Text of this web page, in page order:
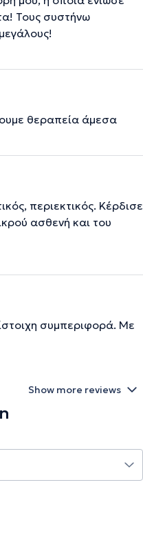
Τους συστήνω
θεραπεία άμεσα
περιεκτικός. Κέρδισε
ασθενή και του
συμπεριφορά. Με
Show more reviews